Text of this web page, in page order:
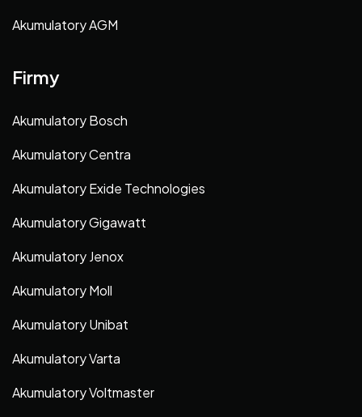
Akumulatory AGM
Firmy
Akumulatory Bosch
Akumulatory Centra
Akumulatory Exide Technologies
Akumulatory Gigawatt
Akumulatory Jenox
Akumulatory Moll
Akumulatory Unibat
Akumulatory Varta
Akumulatory Voltmaster